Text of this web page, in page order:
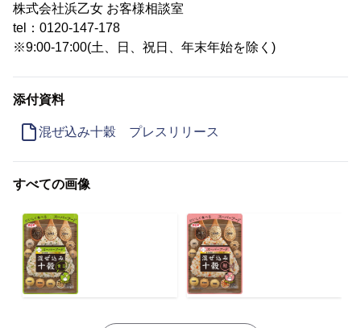
株式会社浜乙女 お客様相談室
tel：0120-147-178
※9:00-17:00(土、日、祝日、年末年始を除く)
添付資料
混ぜ込み十穀 プレスリリース
すべての画像